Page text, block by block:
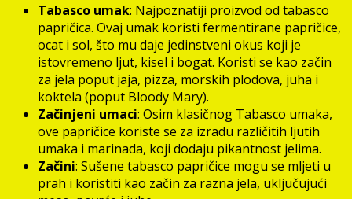
Tabasco umak: Najpoznatiji proizvod od tabasco
papričica. Ovaj umak koristi fermentirane papričice,
ocat i sol, što mu daje jedinstveni okus koji je
istovremeno ljut, kisel i bogat. Koristi se kao začin
za jela poput jaja, pizza, morskih plodova, juha i
koktela (poput Bloody Mary).
Začinjeni umaci: Osim klasičnog Tabasco umaka,
ove papričice koriste se za izradu različitih ljutih
umaka i marinada, koji dodaju pikantnost jelima.
Začini: Sušene tabasco papričice mogu se mljeti u
prah i koristiti kao začin za razna jela, uključujući